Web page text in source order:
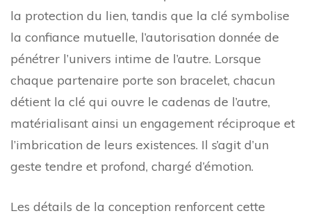
la protection du lien, tandis que la clé symbolise
la confiance mutuelle, l’autorisation donnée de
pénétrer l’univers intime de l’autre. Lorsque
chaque partenaire porte son bracelet, chacun
détient la clé qui ouvre le cadenas de l’autre,
matérialisant ainsi un engagement réciproque et
l’imbrication de leurs existences. Il s’agit d’un
geste tendre et profond, chargé d’émotion.
Les détails de la conception renforcent cette